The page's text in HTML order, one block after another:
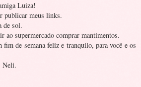
Luiza!
publicar meus links.
de sol.
ao supermercado comprar mantimentos.
fim de semana feliz e tranquilo, para você e os
Neli.